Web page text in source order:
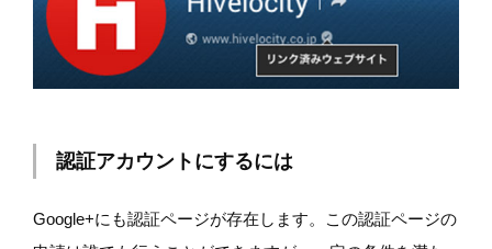
認証アカウントにするには
Google+にも認証ページが存在します。この認証ページの